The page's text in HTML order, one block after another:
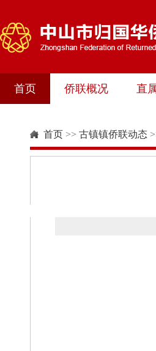
首页 侨联概况 直
首页 >> 古镇镇侨联动态